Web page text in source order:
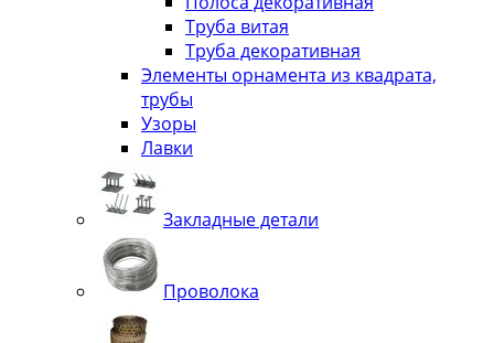
Труба витая
Труба декоративная
Элементы орнамента из квадрата,
трубы
Узоры
Лавки
Закладные детали
Проволока